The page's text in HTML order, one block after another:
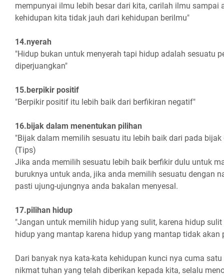
mempunyai ilmu lebih besar dari kita, carilah ilmu sampai
kehidupan kita tidak jauh dari kehidupan berilmu"
14.nyerah
"Hidup bukan untuk menyerah tapi hidup adalah sesuatu
diperjuangkan"
15.berpikir positif
"Berpikir positif itu lebih baik dari berfikiran negatif"
16.bijak dalam menentukan pilihan
"Bijak dalam memilih sesuatu itu lebih baik dari pada bijak
(Tips)
Jika anda memilih sesuatu lebih baik berfikir dulu untuk
buruknya untuk anda, jika anda memilih sesuatu dengan
pasti ujung-ujungnya anda bakalan menyesal.
17.pilihan hidup
"Jangan untuk memilih hidup yang sulit, karena hidup
hidup yang mantap karena hidup yang mantap tidak akan
Dari banyak nya kata-kata kehidupan kunci nya cuma
nikmat tuhan yang telah diberikan kepada kita, selalu